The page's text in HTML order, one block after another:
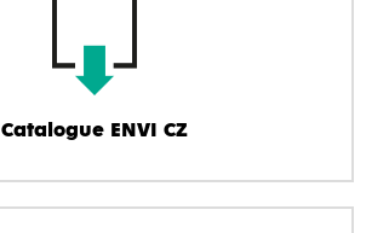
Catalogue ENVI CZ